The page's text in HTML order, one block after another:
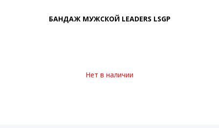
БАНДАЖ МУЖСКОЙ LEADERS LSGP
Нет в наличии